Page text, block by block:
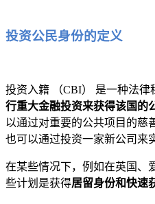
投资公民身份的定义
投资入籍 （CBI） 是一种法律
行重大金融投资来获得该国的
以通过对重要的公共项目的慈
也可以通过投资一家新公司来
在某些情况下，例如在英国、
些计划是获得居留身份和快速